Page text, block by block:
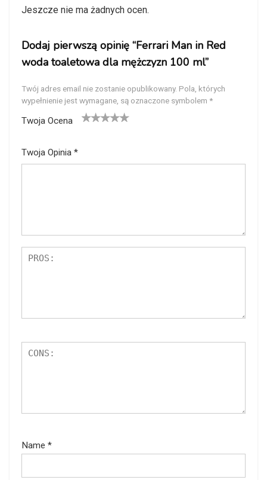
Jeszcze nie ma żadnych ocen.
Dodaj pierwszą opinię “Ferrari Man in Red
woda toaletowa dla mężczyzn 100 ml”
Twój adres email nie zostanie opublikowany. Pola, których
wypełnienie jest wymagane, są oznaczone symbolem *
Twoja Ocena
Twoja Opinia *
Name *